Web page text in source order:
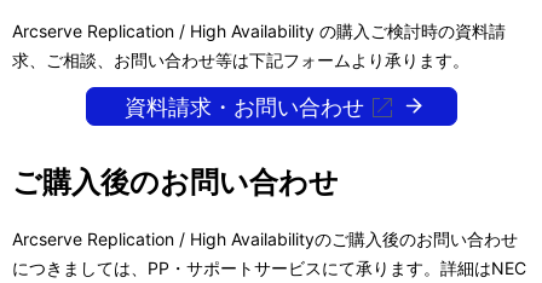
を
し
い
ゲ
ー
Arcserve Replication / High Availability の購入ご検討時の資料請
求、ご相談、お問い合わせ等は下記フォームより承ります。
資料請求・お問い合わせ
ご購入後のお問い合わせ
Arcserve Replication / High Availabilityのご購入後のお問い合わせ
につきましては、PP・サポートサービスにて承ります。詳細はNEC